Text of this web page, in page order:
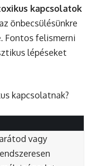
kapcsolatok
önbecsülésünkre
Fontos felismerni
lépéseket
kapcsolatnak?
vagy